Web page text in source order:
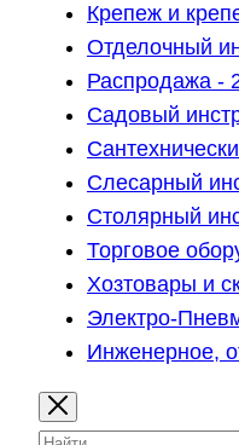
Крепеж и
Отделочный
Распродажа -
Садовый
Слесарный
Столярный
Торговое
Хозтовары и
Электро-
Инженерное,